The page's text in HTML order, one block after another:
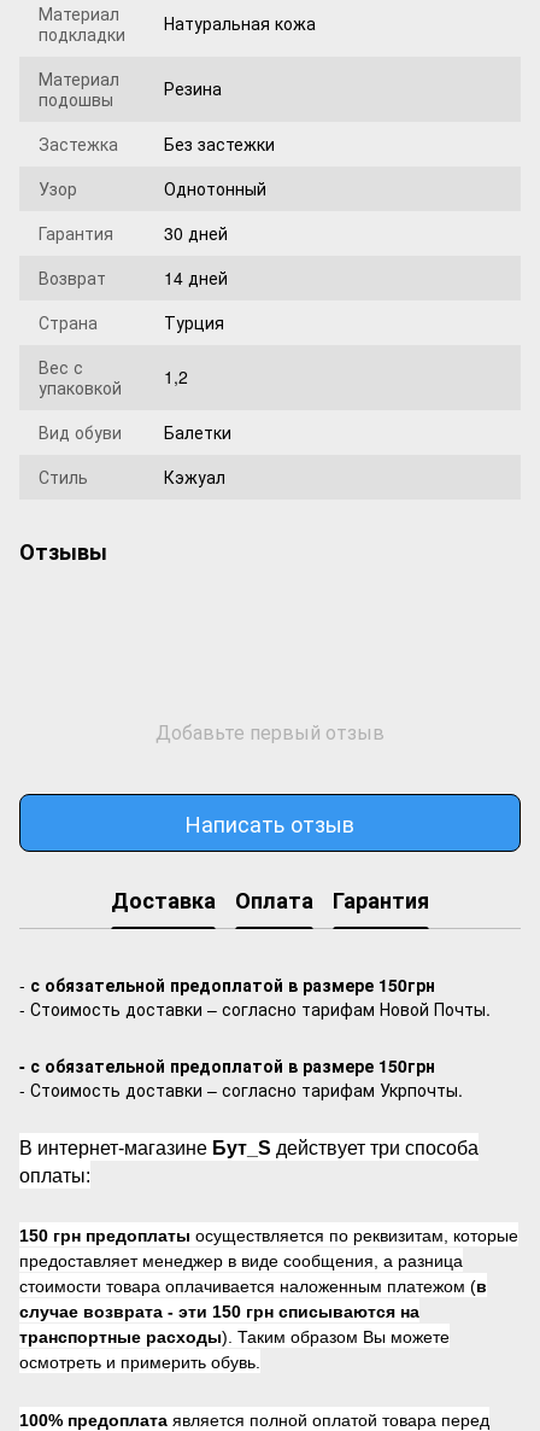
Материал
подкладки
Натуральная кожа
Материал
подошвы
Резина
Застежка
Без застежки
Узор
Однотонный
Гарантия
30 дней
Возврат
14 дней
Страна
Турция
Вес с
упаковкой
1,2
Вид обуви
Балетки
Стиль
Кэжуал
Отзывы
Добавьте первый отзыв
Написать отзыв
Доставка Оплата Гарантия
- с обязательной предоплатой в размере 150грн
- Стоимость доставки – согласно тарифам Новой Почты.
- с обязательной предоплатой в размере 150грн
- Стоимость доставки – согласно тарифам Укрпочты.
В интернет-магазине Бут_S действует три способа
оплаты:
150 грн предоплаты осуществляется по реквизитам, которые
предоставляет менеджер в виде сообщения, а разница
стоимости товара оплачивается наложенным платежом (в
случае возврата - эти 150 грн списываются на
транспортные расходы). Таким образом Вы можете
осмотреть и примерить обувь.
100% предоплата является полной оплатой товара перед